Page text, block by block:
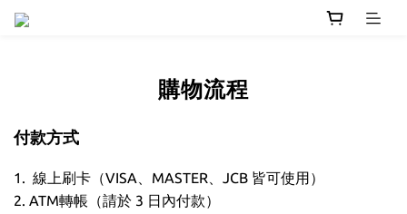
購物流程
付款方式
1. 線上刷卡（VISA、MASTER、JCB 皆可使用）
2. ATM轉帳（請於 3 日內付款）